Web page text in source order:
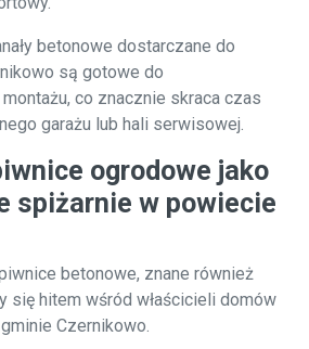
betonowe dostarczane do
są gotowe do
co znacznie skraca czas
garażu lub hali serwisowej.
ogrodowe jako
spiżarnie w powiecie
betonowe, znane również
się hitem wśród właścicieli domów
Czernikowo.